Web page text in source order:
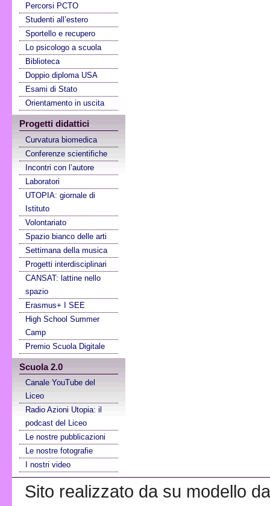
Percorsi PCTO
Studenti all’estero
Sportello e recupero
Lo psicologo a scuola
Biblioteca
Doppio diploma USA
Esami di Stato
Orientamento in uscita
Progetti didattici
Curvatura biomedica
Conferenze scientifiche
Incontri con l’autore
Laboratori
UTOPIA: giornale di
Istituto
Volontariato
Spazio bianco delle arti
Settimana della musica
Progetti interdisciplinari
CANSAT: lattine nello
spazio
Erasmus+ I SEE
High School Summer
Camp
Premio Scuola Digitale
Scuola 2.0
Canale YouTube del
Liceo
Radio Azioni Utopia: il
podcast del Liceo
Le nostre pubblicazioni
Le nostre fotografie
I nostri video
Sito realizzato da su modello